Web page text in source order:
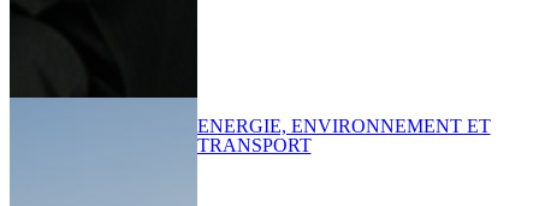
ENERGIE, ENVIRONNEMENT ET
TRANSPORT